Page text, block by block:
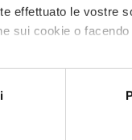
effettuato le vostre
sui cookie o
vorremmo anche:
informazioni sulla
il tuo dispositivo,